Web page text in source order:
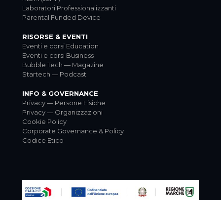
Laboratori Professionalizzanti
Parental Funded Device
RISORSE & EVENTI
Eventi e corsi Education
Eventi e corsi Business
Bubble Tech — Magazine
Startech — Podcast
INFO & GOVERNANCE
Privacy — Persone Fisiche
Privacy — Organizzazioni
Cookie Policy
Corporate Governance & Policy
Codice Etico